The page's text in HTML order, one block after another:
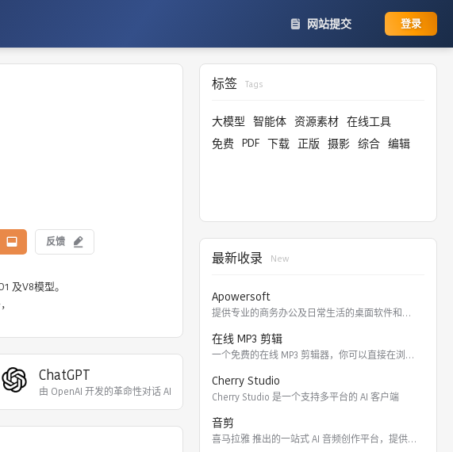
网站提交 登录
反馈
及V8模型。
种不同性格
ChatGPT
由 OpenAI 开发的革命性对话 AI，能帮你回
标签 Tags
大模型 智能体 资源素材 在线工具
免费 PDF 下载 正版 摄影 综合 编辑
最新收录 New
Apowersoft
提供专业的商务办公及日常生活的桌面软件和在线应用。 软件涵盖
在线 MP3 剪辑
一个免费的在线 MP3 剪辑器，你可以直接在浏览器里剪切，裁
Cherry Studio
Cherry Studio 是一个支持多平台的 AI 客户端
音剪
喜马拉雅 推出的一站式 AI 音频创作平台，提供云端协作、3